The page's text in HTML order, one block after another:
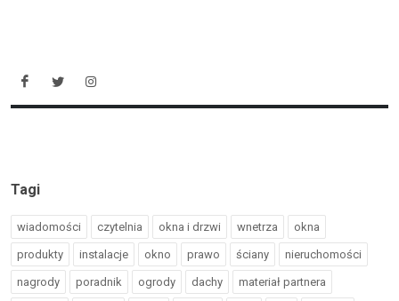
Tagi
wiadomości czytelnia okna i drzwi wnetrza okna
produkty instalacje okno prawo ściany nieruchomości
nagrody poradnik ogrody dachy materiał partnera